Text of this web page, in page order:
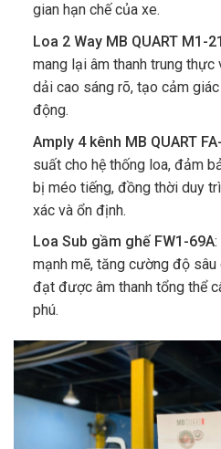
gian hạn chế của xe.
Loa 2 Way MB QUART M1-
mang lại âm thanh trung
dải cao sáng rõ, tạo cảm
động.
Amply 4 kênh MB QUART
suất cho hệ thống loa, đảm
bị méo tiếng, đồng thời duy
xác và ổn định.
Loa Sub gầm ghế FW1-69A:
mạnh mẽ, tăng cường độ sâu
đạt được âm thanh tổng thể
phú.